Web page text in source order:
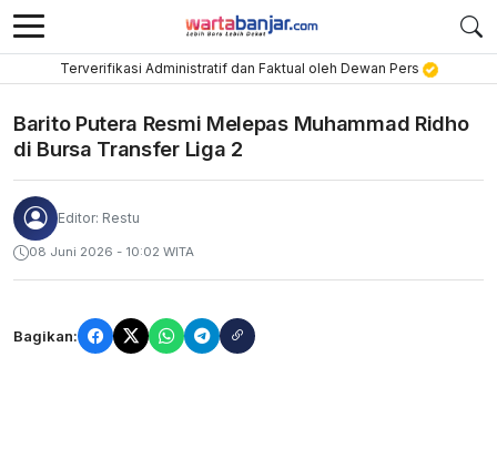
Terverifikasi Administratif dan Faktual oleh Dewan Pers
Barito Putera Resmi Melepas Muhammad Ridho
di Bursa Transfer Liga 2
Editor: Restu
08 Juni 2026 - 10:02 WITA
Bagikan: